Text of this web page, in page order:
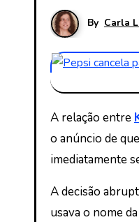
By Carla
A relação entre
o anúncio de
imediatamente
A decisão
usava o nome